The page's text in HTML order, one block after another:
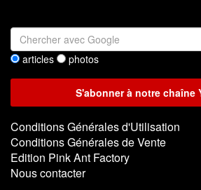
articles photos
Conditions Générales d'Utilisation
Conditions Générales de Vente
Edition Pink Ant Factory
Nous contacter